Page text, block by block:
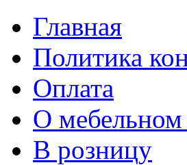
Главная
Политика
Оплата
О мебельном
В розницу